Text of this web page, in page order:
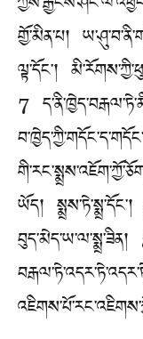
གྱོ་མིན་པ།
ལྟ་དོང་།
7
ཡོད། སྨྲས་ཏེ་སྨྲ་དོང་།